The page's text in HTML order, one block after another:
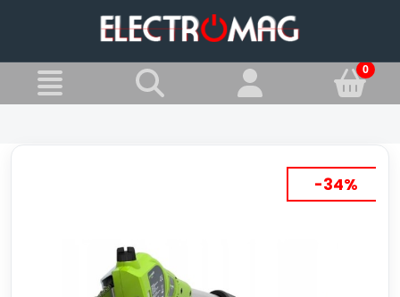
Pilarki łańcuchowe
-34%